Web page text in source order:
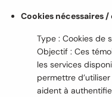
Cookies nécessaires /
Type : Cookies de
Objectif : Ces
les services
permettre
aident à